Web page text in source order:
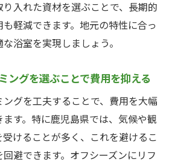
入れた資材を選ぶことで、長期的
軽減できます。地元の特性に合っ
浴室を実現しましょう。
ングを選ぶことで費用を抑える
ングを工夫することで、費用を大幅
す。特に鹿児島県では、気候や観
けることが多く、これを避けるこ
避できます。オフシーズンにリフ